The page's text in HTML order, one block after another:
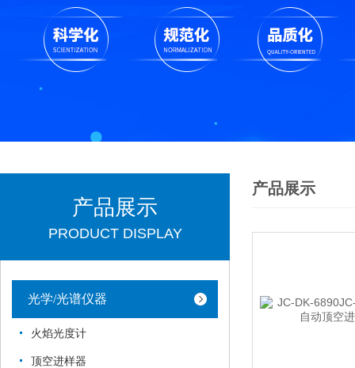
产品展示
PRODUCT DISPLAY
光学/光谱仪器
火焰光度计
顶空进样器
产品展示